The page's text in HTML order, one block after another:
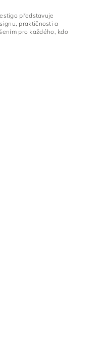
představuje
praktičnosti a
pro každého, kdo